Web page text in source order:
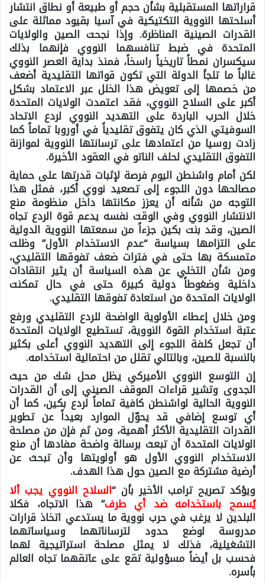
قراراتها المستقبلية بشأن حجم أو طبيعة أو نطاق انتشار
أسلحتها النووية التكتيكية في آسيا بقيود مماثلة على
القدرات الصينية المناظرة. وإذا نجحت الصين والولايات
المتحدة في ضبط تنافسهما النووي فإنهما بذلك
سيكسران نمطاً تاريخياً راسخاً، فمنذ بداية العصر النووي
غالباً ما تلجأ الدولة التي تكون قواتها التقليدية أضعف
من خصمها إلى تعويض هذا الخلل عبر الاعتماد بشكل
أكبر على السلاح النووي، فقد اعتمدت الولايات المتحدة
خلال الحرب الباردة على التهديد النووي لردع الاتحاد
السوفيتي الذي كان يتفوق تقليدياً في أوروبا تماماً كما
زادت روسيا من اعتمادها على ترسانتها النووية لموازنة
التفوق التقليدي لحلف الناتو في العقود الأخيرة.
لكن أمام واشنطن اليوم فرصة لإثبات قدرتها على حماية
مصالحها دون اللجوء إلى تصعيد نووي أكبر، فمثل هذا
التوجه من شأنه أن يعزز مكانتها داخل منظومة منع
الانتشار النووي وفي الوقت نفسه يدعم قوة الردع تجاه
الصين، وقد بنت بكين جزءاً من سمعتها النووية الدولية
على التزامها بسياسة “عدم الاستخدام الأول” وظلت
متمسكة بها حتى في فترات ضعف تفوقها التقليدي،
ومن شأن التخلي عن هذه السياسة أن يثير انتقادات
داخلية وضغوطاً دولية كبيرة حتى في حال تمكنت
الولايات المتحدة من استعادة تفوقها التقليدي.
ومن خلال إعطاء الأولوية الواضحة للردع التقليدي ورفع
عتبة استخدام القوة النووية، تستطيع الولايات المتحدة
أن تجعل كلفة اللجوء إلى التهديد النووي أعلى بكثير
بالنسبة للصين، وبالتالي تقلل من احتمالية استخدامه.
إن التوسع النووي الأميركي يظل محل شك من حيث
الجدوى وتشير قراءات الموقف الصيني إلى أن القدرات
النووية الحالية لواشنطن كافية تماماً لردع بكين، كما أن
أي توسع إضافي قد يحوّل الموارد بعيداً عن تطوير
القدرات التقليدية الأكثر أهمية، ومن ثم فإن من مصلحة
الولايات المتحدة أن تبعث برسالة واضحة مفادها أن منع
الاستخدام النووي الأول هو أولويتها وأن تبحث عن
أرضية مشتركة مع الصين حول هذا الهدف.
ويؤكد تصريح ترامب الأخير بأن “السلاح النووي يجب ألا
يُسمح باستخدامه ضد أي طرف” هذا الاتجاه، فكلا
البلدين لا يرغب في حرب نووية ما يستدعي اتخاذ قرارات
مدروسة لوضع حدود لترساناتهما وسياساتهما
التشغيلية، فذلك لا يمثل مصلحة استراتيجية لهما
فحسب بل أيضاً مسؤولية تقع على عاتقهما تجاه العالم
بأسره.